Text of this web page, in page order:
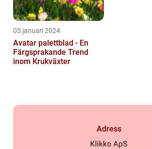
05 januari 2024
Avatar palettblad - En
Färgsprakande Trend
inom Krukväxter
Adress